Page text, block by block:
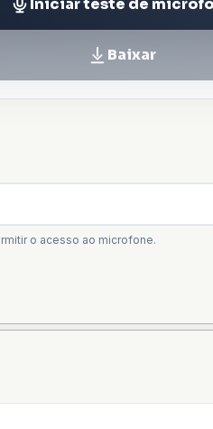
Iniciar teste de
Baixar
o acesso ao microfone.